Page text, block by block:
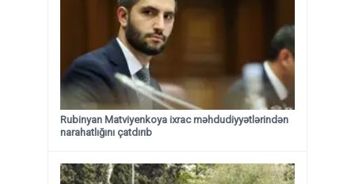
Rubinyan Matviyenkoya ixrac məhdudiyyətlərindən
narahatlığını çatdırıb